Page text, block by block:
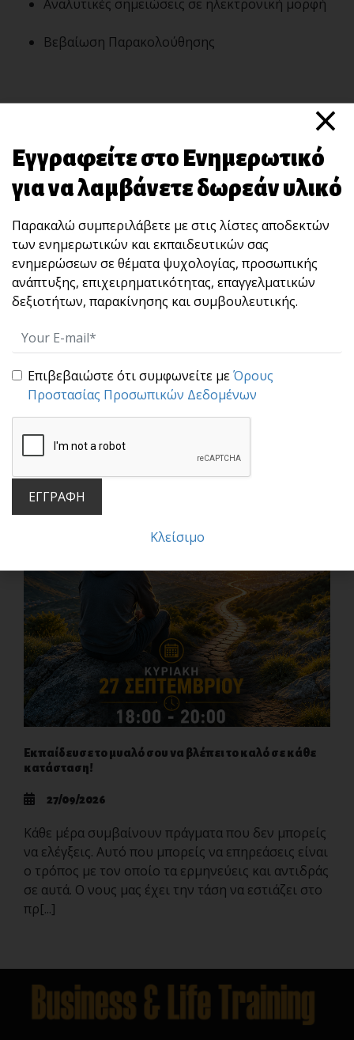
Αναλυτικές σημειώσεις σε ηλεκτρονική μορφή
Βεβαίωση Παρακολούθησης
Επερχόμενες Εκδηλώσεις
Εκπαίδευσε το μυαλό σου να βλέπει το καλό σε κάθε
κατάσταση!
27/09/2026
Κάθε μέρα συμβαίνουν πράγματα που δεν μπορείς
να ελέγξεις. Αυτό που μπορείς να επηρεάσεις είναι
ο τρόπος με τον οποίο τα ερμηνεύεις και αντιδράς
σε αυτά. Ο νους μας έχει την τάση να εστιάζει στο
πρ[...]
×
Εγγραφείτε στο Ενημερωτικό
για να λαμβάνετε δωρεάν υλικό
Παρακαλώ συμπεριλάβετε με στις λίστες αποδεκτών
των ενημερωτικών και εκπαιδευτικών σας
ενημερώσεων σε θέματα ψυχολογίας, προσωπικής
ανάπτυξης, επιχειρηματικότητας, επαγγελματικών
δεξιοτήτων, παρακίνησης και συμβουλευτικής.
Επιβεβαιώστε ότι συμφωνείτε μεΌρους
Προστασίας Προσωπικών Δεδομένων
ΕΓΓΡΑΦΗ
Κλείσιμο